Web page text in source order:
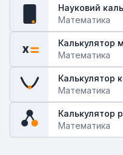
Науковий
Математика
x
Калькулятор
Математика
Калькулятор
рівняння
Математика
Калькулятор
Математика